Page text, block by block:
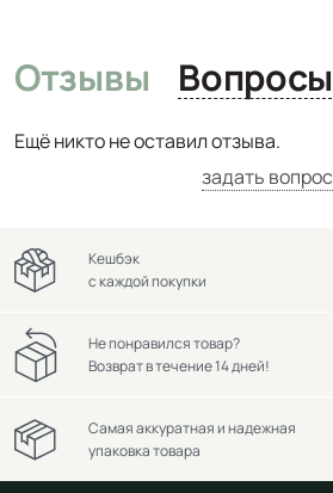
Отзывы
Ещё никто не оставил отзыва.
задать вопрос
Кешбэк
с каждой покупки
Не понравился товар?
Возврат в течение 14 дней!
Самая аккуратная и надежная
упаковка товара